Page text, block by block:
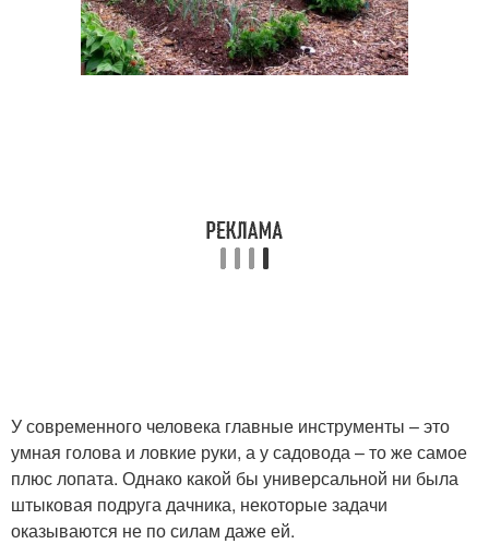
У современного человека главные инструменты – это
умная голова и ловкие руки, а у садовода – то же самое
плюс лопата. Однако какой бы универсальной ни была
штыковая подруга дачника, некоторые задачи
оказываются не по силам даже ей.